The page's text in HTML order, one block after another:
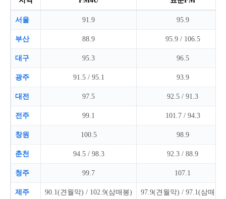
서울 91.9 95.9
부산 88.9 95.9 / 106.5
대구 95.3 96.5
광주 91.5 / 95.1 93.9
대전 97.5 92.5 / 91.3
전주 99.1 101.7 / 94.3
창원 100.5 98.9
춘천 94.5 / 98.3 92.3 / 88.9
청주 99.7 107.1
제주 90.1(견월악) / 102.9(삼매봉) 97.9(견월악) / 97.1(삼매봉)